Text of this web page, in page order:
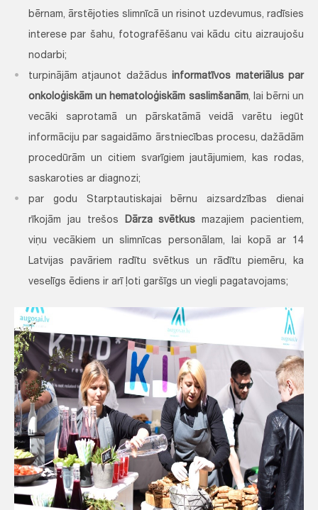
bērnam, ārstējoties slimnīcā un risinot uzdevumus, radīsies
interese par šahu, fotografēšanu vai kādu citu aizraujošu
nodarbi;
turpinājām atjaunot dažādusinformatīvos materiālus par
onkoloģiskām un hematoloģiskām saslimšanām, lai bērni un
vecāki saprotamā un pārskatāmā veidā varētu iegūt
informāciju par sagaidāmo ārstniecības procesu, dažādām
procedūrām un citiem svarīgiem jautājumiem, kas rodas,
saskaroties ar diagnozi;
par godu Starptautiskajai bērnu aizsardzības dienai
rīkojām jau trešos Dārza svētkus mazajiem pacientiem,
viņu vecākiem un slimnīcas personālam, lai kopā ar 14
Latvijas pavāriem radītu svētkus un rādītu piemēru, ka
veselīgs ēdiens ir arī ļoti garšīgs un viegli pagatavojams;